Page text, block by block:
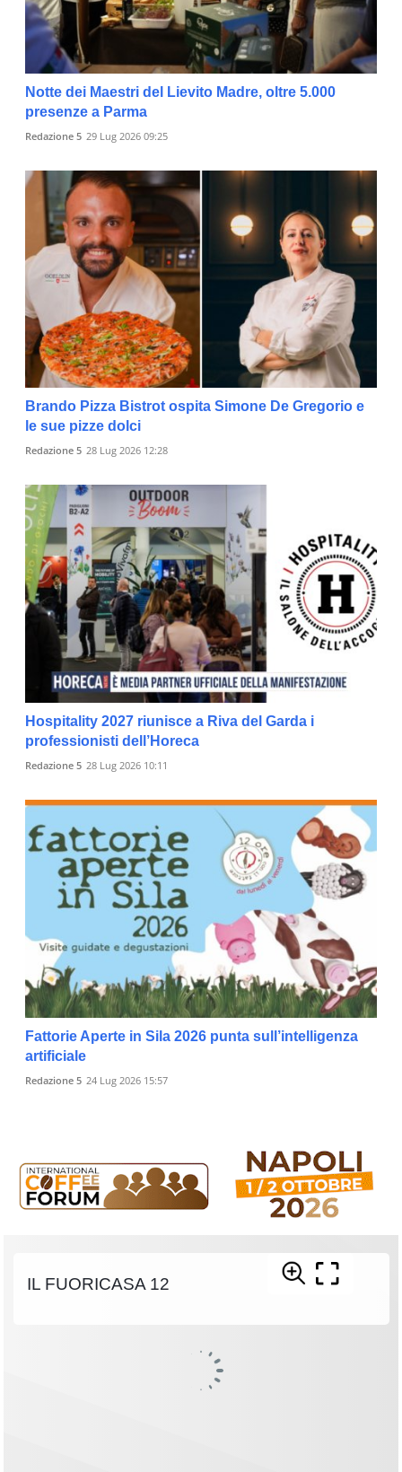
Notte dei Maestri del Lievito Madre, oltre 5.000
presenze a Parma
Redazione 5 29 Lug 2026 09:25
Brando Pizza Bistrot ospita Simone De Gregorio e
le sue pizze dolci
Redazione 5 28 Lug 2026 12:28
Hospitality 2027 riunisce a Riva del Garda i
professionisti dell’Horeca
Redazione 5 28 Lug 2026 10:11
Fattorie Aperte in Sila 2026 punta sull’intelligenza
artificiale
Redazione 5 24 Lug 2026 15:57